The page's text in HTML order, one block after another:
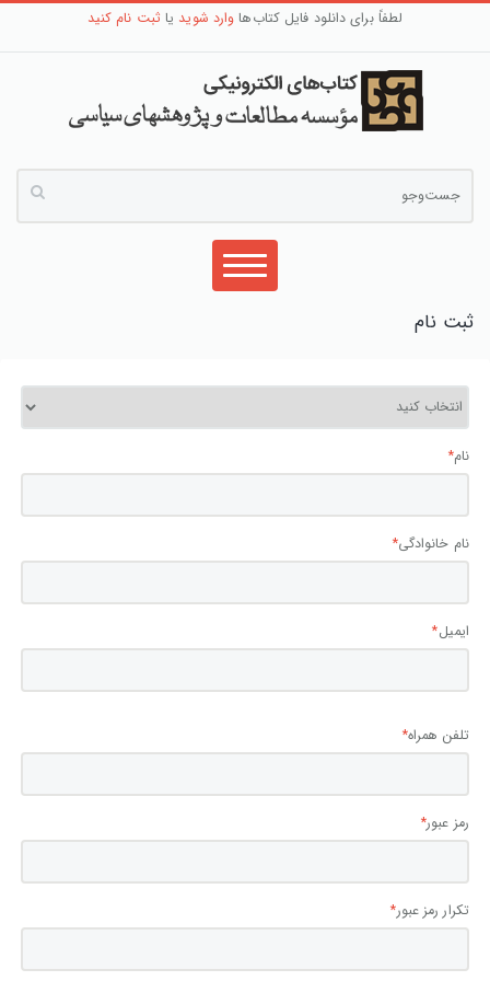
لطفاً برای دانلود فایل کتاب‌ها وارد شوید یا ثبت نام کنید
ثبت نام
نام
نام خانوادگی
ایمیل
تلفن همراه
رمز عبور
تکرار رمز عبور